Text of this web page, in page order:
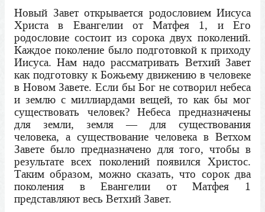
Новый Завет открывается родословием Иисуса
Христа в Евангелии от Матфея 1, и Его
родословие состоит из сорока двух поколений.
Каждое поколение было подготовкой к приходу
Иисуса. Нам надо рассматривать Ветхий Завет
как подготовку к Божьему движению в человеке
в Новом Завете. Если бы Бог не сотворил небеса
и землю с миллиардами вещей, то как бы мог
существовать человек? Небеса предназначены
для земли, земля — для существования
человека, а существование человека в Ветхом
Завете было предназначено для того, чтобы в
результате всех поколений появился Христос.
Таким образом, можно сказать, что сорок два
поколения в Евангелии от Матфея 1
представляют весь Ветхий Завет.